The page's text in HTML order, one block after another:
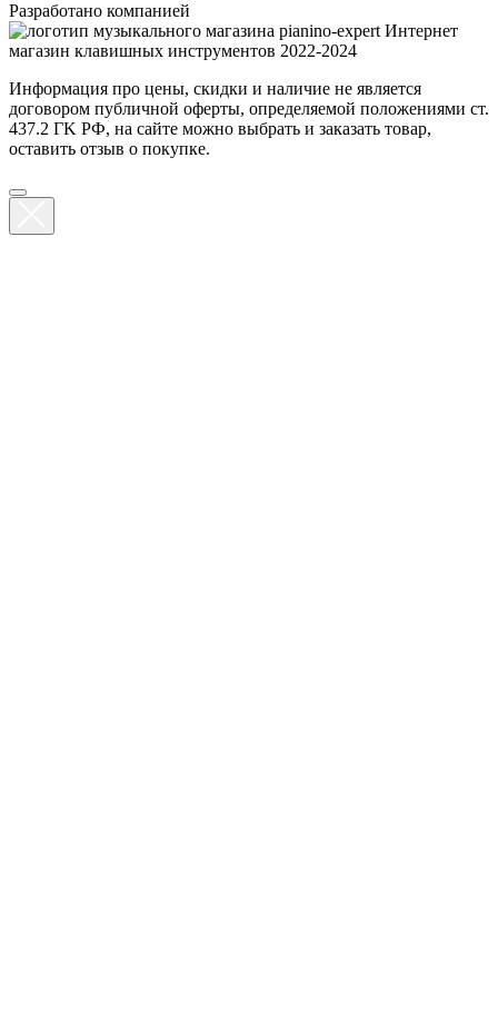
Разработано компанией
Интернет
магазин клавишных инструментов 2022-2024
Информация про цены, скидки и наличие не является
договором публичной оферты, определяемой положениями ст.
437.2 ГK РФ, на сайте можно выбрать и заказать товар,
оставить отзыв о покупке.